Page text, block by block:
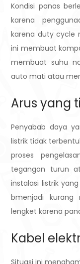
Kondisi panas
karena
karena duty cycle
ini membuat
membuat suhu
auto mati atau
Arus yang
Penyabab daya
listrik tidak
proses
tegangan turun
instalasi listrik
bmenjadi kurang
lengket karena
Kabel
Situasi ini